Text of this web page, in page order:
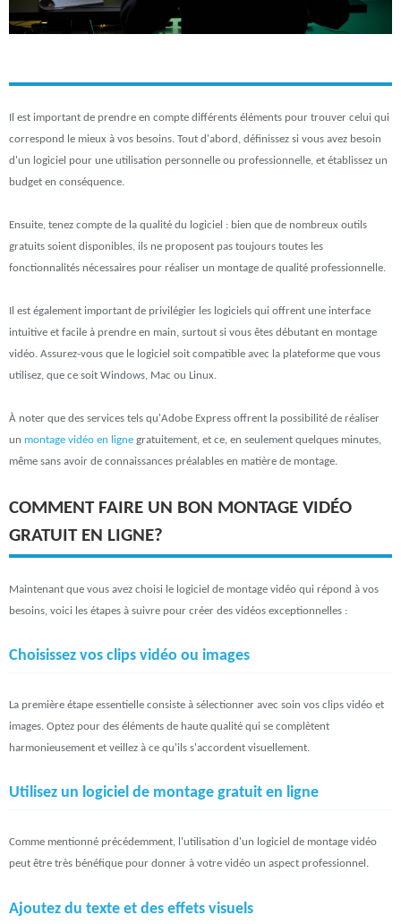
Il est important de prendre en compte différents éléments pour trouver celui qui
correspond le mieux à vos besoins. Tout d'abord, définissez si vous avez besoin
d'un logiciel pour une utilisation personnelle ou professionnelle, et établissez un
budget en conséquence.
Ensuite, tenez compte de la qualité du logiciel : bien que de nombreux outils
gratuits soient disponibles, ils ne proposent pas toujours toutes les
fonctionnalités nécessaires pour réaliser un montage de qualité professionnelle.
Il est également important de privilégier les logiciels qui offrent une interface
intuitive et facile à prendre en main, surtout si vous êtes débutant en montage
vidéo. Assurez-vous que le logiciel soit compatible avec la plateforme que vous
utilisez, que ce soit Windows, Mac ou Linux.
À noter que des services tels qu'Adobe Express offrent la possibilité de réaliser
un montage vidéo en ligne gratuitement, et ce, en seulement quelques minutes,
même sans avoir de connaissances préalables en matière de montage.
COMMENT FAIRE UN BON MONTAGE VIDÉO
GRATUIT EN LIGNE?
Maintenant que vous avez choisi le logiciel de montage vidéo qui répond à vos
besoins, voici les étapes à suivre pour créer des vidéos exceptionnelles :
Choisissez vos clips vidéo ou images
La première étape essentielle consiste à sélectionner avec soin vos clips vidéo et
images. Optez pour des éléments de haute qualité qui se complètent
harmonieusement et veillez à ce qu'ils s'accordent visuellement.
Utilisez un logiciel de montage gratuit en ligne
Comme mentionné précédemment, l'utilisation d'un logiciel de montage vidéo
peut être très bénéfique pour donner à votre vidéo un aspect professionnel.
Ajoutez du texte et des effets visuels